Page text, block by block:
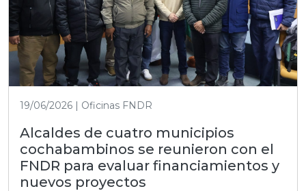
19/06/2026 | Oficinas FNDR
Alcaldes de cuatro municipios
cochabambinos se reunieron con el
FNDR para evaluar financiamientos y
nuevos proyectos